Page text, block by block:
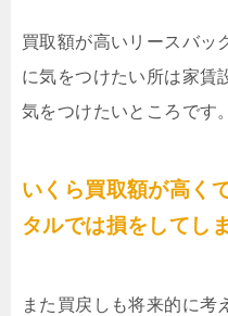
買取額が高いリースバッ
に気をつけたい所は家賃
気をつけたいところです。
いくら買取額が高く
タルでは損をしてし
また買戻しも将来的に考